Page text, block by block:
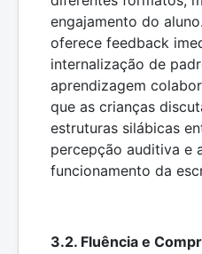
engajamento do
oferece feedback
internalização de
aprendizagem
que as crianças
estruturas silábicas
percepção auditiva e
funcionamento da
3.2. Fluência e